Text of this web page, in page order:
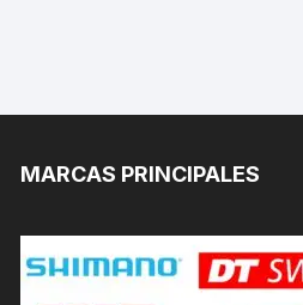
MARCAS PRINCIPALES